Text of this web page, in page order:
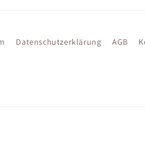
Datenschutzerklärung AGB